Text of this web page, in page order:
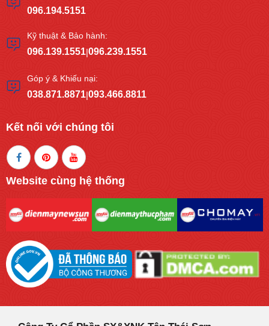
096.194.5151
Kỹ thuật & Bảo hành:
096.139.1551|096.239.1551
Góp ý & Khiếu nại:
038.871.8871|093.466.8811
Kết nối với chúng tôi
Website cùng hệ thống